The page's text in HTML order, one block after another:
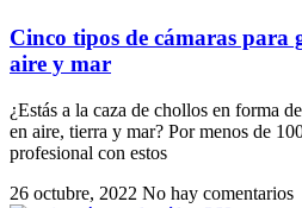
Cinco tipos de cámaras
aire y mar
¿Estás a la caza de chollos en forma
en aire, tierra y mar? Por menos de
profesional con estos
26 octubre, 2022 No hay comentarios